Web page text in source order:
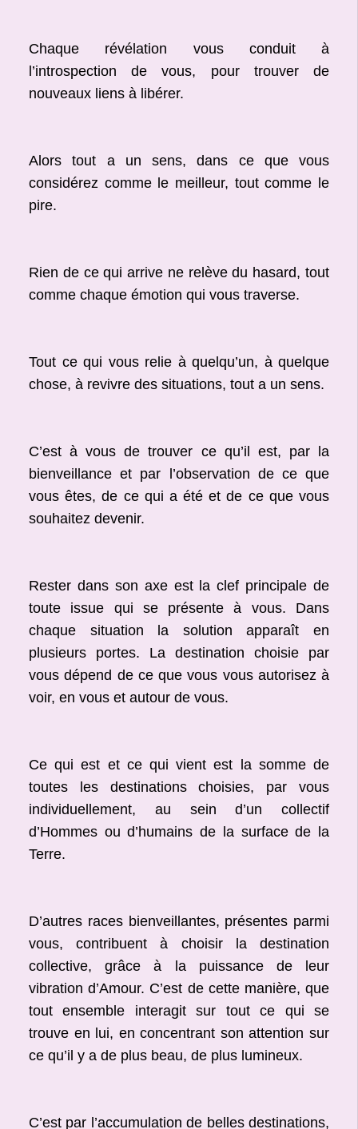
Chaque révélation vous conduit à
l’introspection de vous, pour trouver de
nouveaux liens à libérer.
Alors tout a un sens, dans ce que vous
considérez comme le meilleur, tout comme le
pire.
Rien de ce qui arrive ne relève du hasard, tout
comme chaque émotion qui vous traverse.
Tout ce qui vous relie à quelqu’un, à quelque
chose, à revivre des situations, tout a un sens.
C’est à vous de trouver ce qu’il est, par la
bienveillance et par l’observation de ce que
vous êtes, de ce qui a été et de ce que vous
souhaitez devenir.
Rester dans son axe est la clef principale de
toute issue qui se présente à vous. Dans
chaque situation la solution apparaît en
plusieurs portes. La destination choisie par
vous dépend de ce que vous vous autorisez à
voir, en vous et autour de vous.
Ce qui est et ce qui vient est la somme de
toutes les destinations choisies, par vous
individuellement, au sein d’un collectif
d’Hommes ou d’humains de la surface de la
Terre.
D’autres races bienveillantes, présentes parmi
vous, contribuent à choisir la destination
collective, grâce à la puissance de leur
vibration d’Amour. C’est de cette manière, que
tout ensemble interagit sur tout ce qui se
trouve en lui, en concentrant son attention sur
ce qu’il y a de plus beau, de plus lumineux.
C’est par l’accumulation de belles destinations,